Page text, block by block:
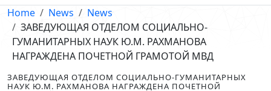
Home News
News
ЗАВЕДУЮЩАЯ ОТДЕЛОМ СОЦИАЛЬНО-
ГУМАНИТАРНЫХ НАУК Ю.М. РАХМАНОВА
НАГРАЖДЕНА ПОЧЕТНОЙ ГРАМОТОЙ МВД
ЗАВЕДУЮЩАЯ ОТДЕЛОМ СОЦИАЛЬНО-ГУМАНИТАРНЫХ
НАУК Ю.М. РАХМАНОВА НАГРАЖДЕНА ПОЧЕТНОЙ